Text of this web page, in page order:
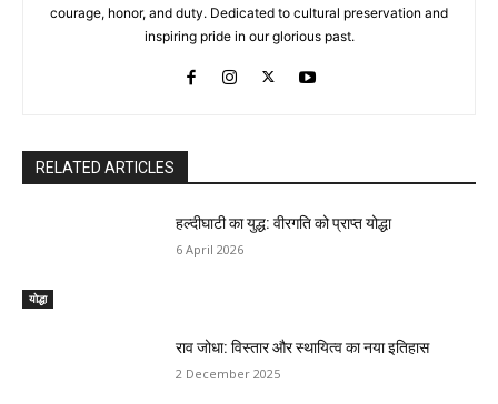
courage, honor, and duty. Dedicated to cultural preservation and
inspiring pride in our glorious past.
RELATED ARTICLES
योद्धा
हल्दीघाटी का युद्ध: वीरगति को प्राप्त योद्धा
6 April 2026
राव जोधा: विस्तार और स्थायित्व का नया इतिहास
2 December 2025